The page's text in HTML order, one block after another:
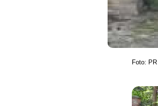
Foto: PR